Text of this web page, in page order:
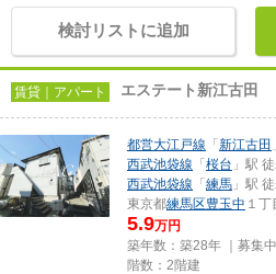
検討リストに追加
賃貸｜アパート エステート新江古田
都営大江戸線 「 新江古田
西武池袋線 「 桜台 」駅
西武池袋線 「 練馬 」駅
東京都練馬区豊玉中 １丁
5.9万円
築年数：築28年 ｜募集中
階数：2階建